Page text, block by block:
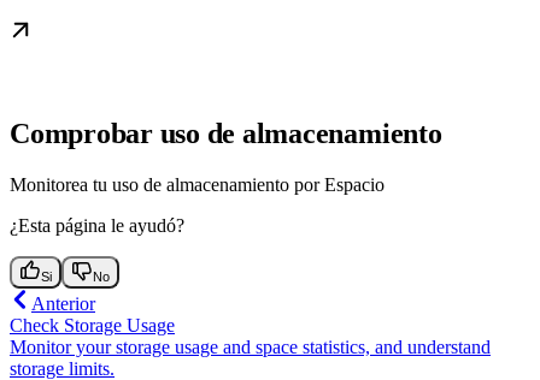
Comprobar uso de almacenamiento
Monitorea tu uso de almacenamiento por Espacio
¿Esta página le ayudó?
Si No
Anterior
Check Storage Usage
Monitor your storage usage and space statistics, and understand
storage limits.